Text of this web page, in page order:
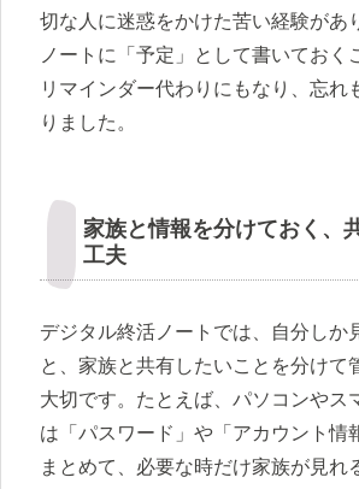
切な人に迷惑をかけた苦い経験があ
ノートに「予定」として書いておく
リマインダー代わりにもなり、忘れ
りました。
家族と情報を分けておく、
工夫
デジタル終活ノートでは、自分しか
と、家族と共有したいことを分けて
大切です。たとえば、パソコンやス
は「パスワード」や「アカウント情
まとめて、必要な時だけ家族が見れ